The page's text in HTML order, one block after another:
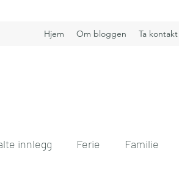
Hjem Om bloggen Ta kontakt
innlegg Ferie Familie